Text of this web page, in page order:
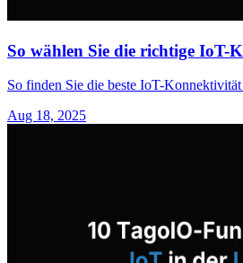
So wählen Sie die richtige
So finden Sie die beste IoT-
Aug 18, 2025